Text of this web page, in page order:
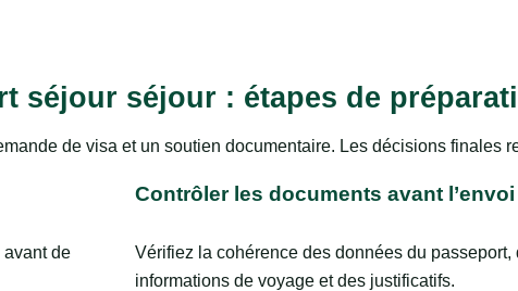
séjour séjour : étapes de
de visa et un soutien documentaire. Les décisions finales
avant de
Contrôler les documents avant l’envoi
Vérifiez la cohérence des données du passeport,
informations de voyage et des justificatifs.